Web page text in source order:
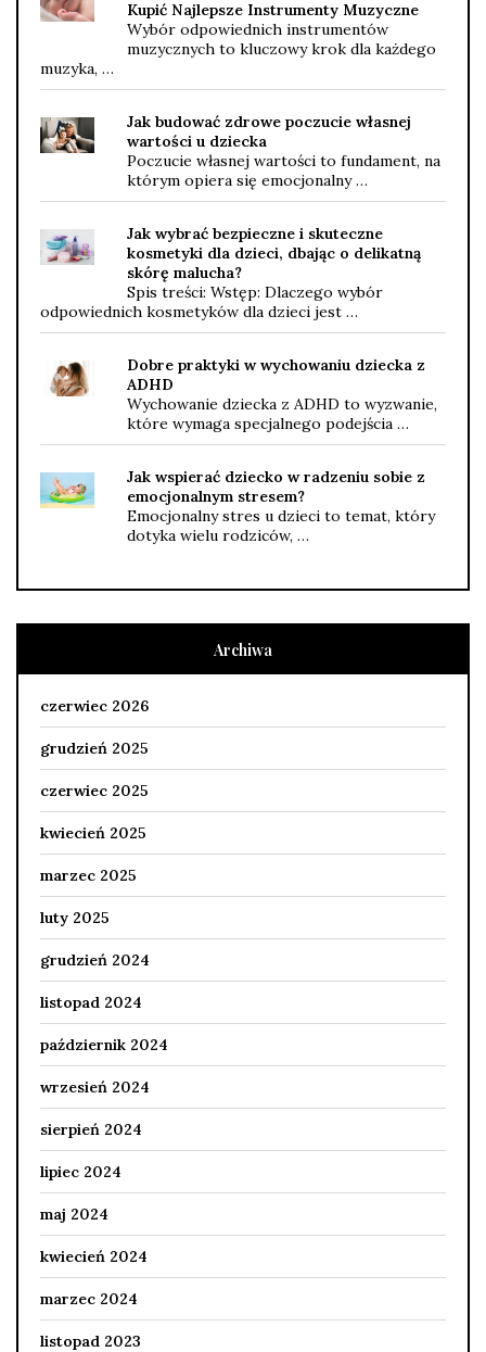
Kupić Najlepsze Instrumenty Muzyczne
Wybór odpowiednich instrumentów
muzycznych to kluczowy krok dla każdego
muzyka, …
Jak budować zdrowe poczucie własnej
wartości u dziecka
Poczucie własnej wartości to fundament, na
którym opiera się emocjonalny …
Jak wybrać bezpieczne i skuteczne
kosmetyki dla dzieci, dbając o delikatną
skórę malucha?
Spis treści: Wstęp: Dlaczego wybór
odpowiednich kosmetyków dla dzieci jest …
Dobre praktyki w wychowaniu dziecka z
ADHD
Wychowanie dziecka z ADHD to wyzwanie,
które wymaga specjalnego podejścia …
Jak wspierać dziecko w radzeniu sobie z
emocjonalnym stresem?
Emocjonalny stres u dzieci to temat, który
dotyka wielu rodziców, …
Archiwa
czerwiec 2026
grudzień 2025
czerwiec 2025
kwiecień 2025
marzec 2025
luty 2025
grudzień 2024
listopad 2024
październik 2024
wrzesień 2024
sierpień 2024
lipiec 2024
maj 2024
kwiecień 2024
marzec 2024
listopad 2023